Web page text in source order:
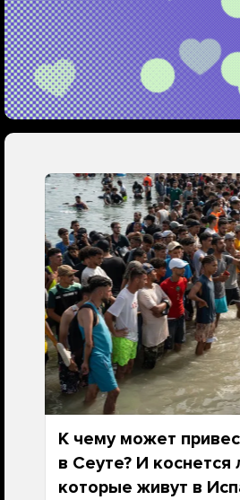
К чему может
в Сеуте? И коснется
которые живут в